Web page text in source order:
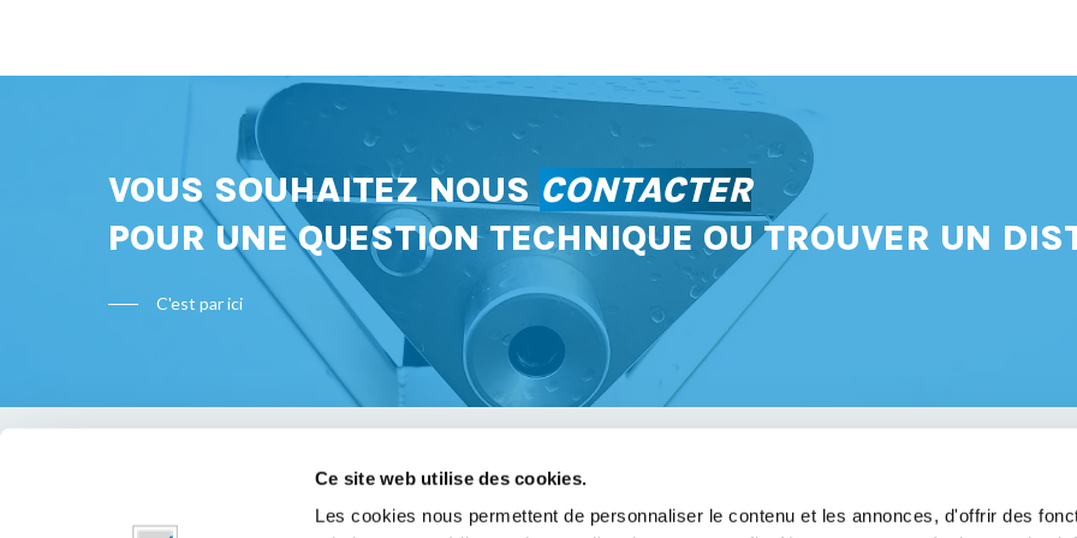
Ce site web utilise des cookies.
Les cookies nous permettent de personnaliser le contenu et les annonces, d'offrir des
VOUS SOUHAITEZ NOUS CONTACTER
POUR UNE QUESTION TECHNIQUE OU TROUVER UN
C'est par ici
Bon à savoir